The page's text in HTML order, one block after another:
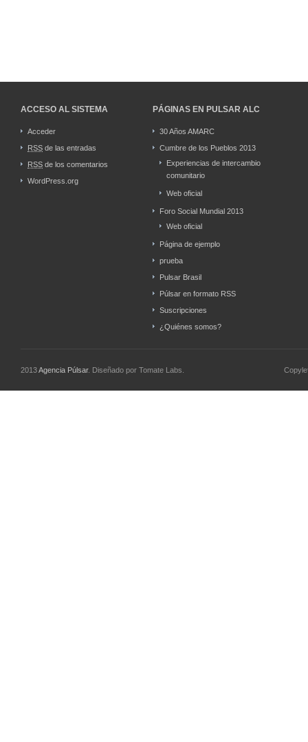
ACCESO AL SISTEMA
Acceder
RSS de las entradas
RSS de los comentarios
WordPress.org
PÁGINAS EN PULSAR ALC
30 Años AMARC
Cumbre de los Pueblos 2013
Experiencias de intercambio
comunitario
Web oficial
Foro Social Mundial 2013
Web oficial
Página de ejemplo
prueba
Pulsar Brasil
Púlsar en formato RSS
Suscripciones
¿Quiénes somos?
2013Agencia Púlsar. Diseñado por Tomate Labs.